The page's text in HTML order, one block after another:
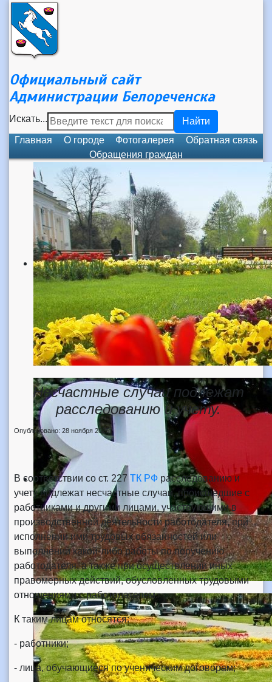
Официальный сайт
Администрации Белореченска
Искать...
Найти
Главная
О городе Фотогалерея
Обратная связь
Обращения граждан
Несчастные случаи подлежат
расследованию и учету.
Опубликовано: 28 ноября 2025
В соответствии со ст. 227 ТК РФ расследованию и
учету подлежат несчастные случаи, происшедшие с
работниками и другими лицами, участвующими в
производственной деятельности работодателя, при
исполнении ими трудовых обязанностей или
выполнении какой-либо работы по поручению
работодателя, а также при осуществлении иных
правомерных действий, обусловленных трудовыми
отношениями с работодателем.
К таким лицам относятся:
- работники;
- лица, обучающиеся по ученическим договорам;